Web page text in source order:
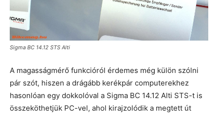
Sigma BC 14.12 STS Alti
A magasságmérő funkcióról érdemes még külön szólni
pár szót, hiszen a drágább kerékpár computerekhez
hasonlóan egy dokkolóval a Sigma BC 14.12 Alti STS-t is
összeköthetjük PC-vel, ahol kirajzolódik a megtett út